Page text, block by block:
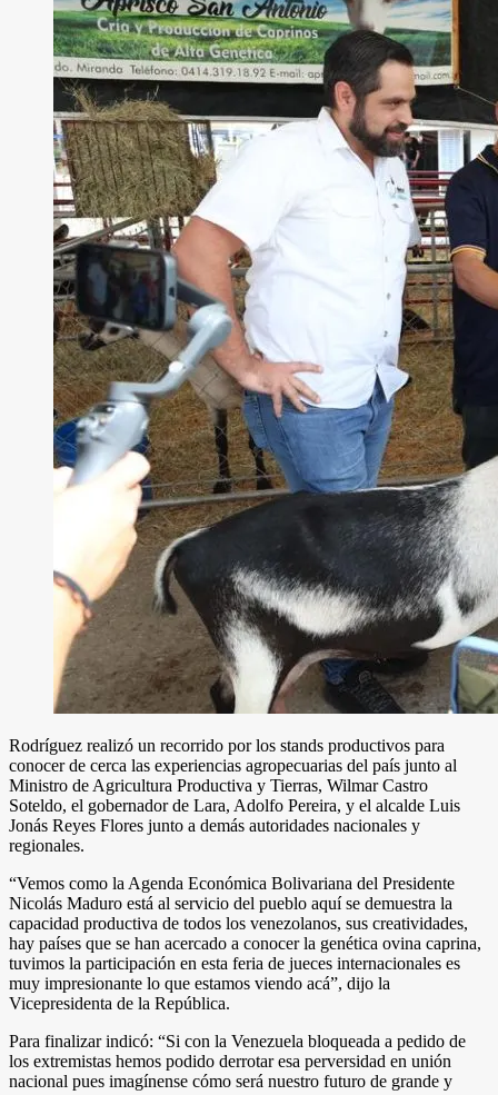
Rodríguez realizó un recorrido por los stands productivos para
conocer de cerca las experiencias agropecuarias del país junto al
Ministro de Agricultura Productiva y Tierras, Wilmar Castro
Soteldo, el gobernador de Lara, Adolfo Pereira, y el alcalde Luis
Jonás Reyes Flores junto a demás autoridades nacionales y
regionales.
“Vemos como la Agenda Económica Bolivariana del Presidente
Nicolás Maduro está al servicio del pueblo aquí se demuestra la
capacidad productiva de todos los venezolanos, sus creatividades,
hay países que se han acercado a conocer la genética ovina caprina,
tuvimos la participación en esta feria de jueces internacionales es
muy impresionante lo que estamos viendo acá”, dijo la
Vicepresidenta de la República.
Para finalizar indicó: “Si con la Venezuela bloqueada a pedido de
los extremistas hemos podido derrotar esa perversidad en unión
nacional pues imagínense cómo será nuestro futuro de grande y